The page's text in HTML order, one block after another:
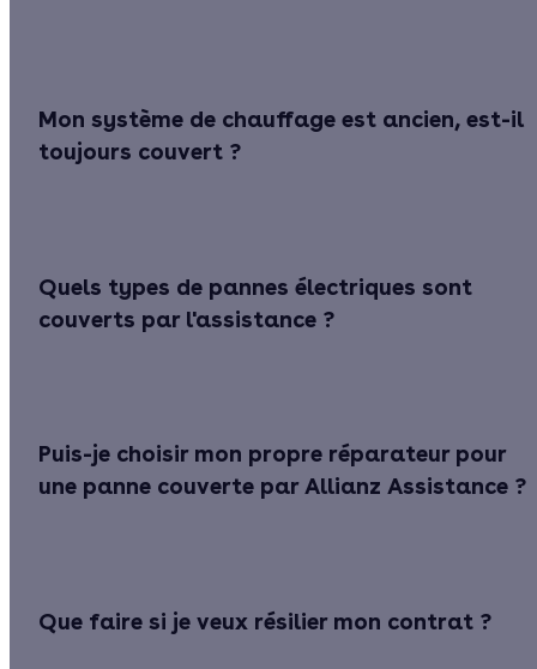
Mon système de chauffage est ancien, est-il
toujours couvert ?
Quels types de pannes électriques sont
couverts par l'assistance ?
Puis-je choisir mon propre réparateur pour
une panne couverte par Allianz Assistance ?
Que faire si je veux résilier mon contrat ?